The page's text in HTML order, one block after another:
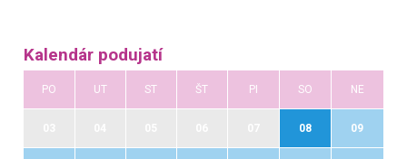
Kalendár podujatí
PO UT ST ŠT PI SO NE
08 09